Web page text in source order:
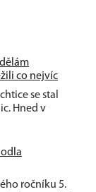
co nejvíc
se stal
Hned v
ročníku 5.